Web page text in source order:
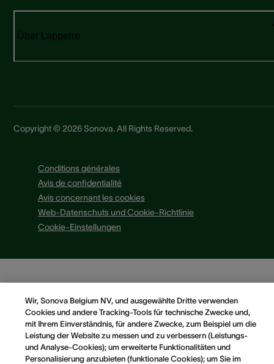
Über Lapperre
Copyright © 2026 Sonova. All Rights Reserved.
Conditions générales
Avis de confidentialité
Avis concernant les cookies
Web-Datenschuts und Cookie-Richtlinie
Cookie-Einstellungen
Wir, Sonova Belgium NV, und ausgewählte Dritte verwenden
Cookies und andere Tracking-Tools für technische Zwecke und,
mit Ihrem Einverständnis, für andere Zwecke, zum Beispiel um die
Leistung der Website zu messen und zu verbessern (Leistungs-
und Analyse-Cookies); um erweiterte Funktionalitäten und
Personalisierung anzubieten (funktionale Cookies); um Sie im